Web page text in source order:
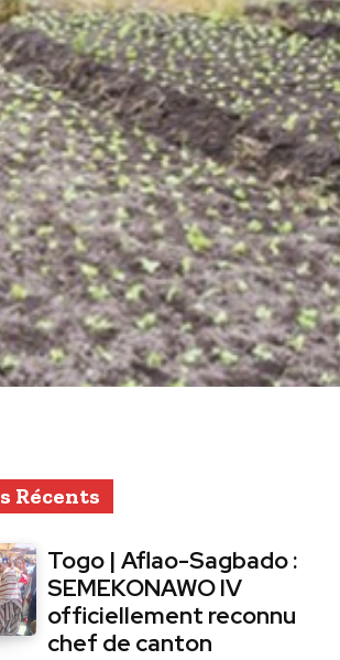
Récents
Togo | Aflao-Sagbado :
SEMEKONAWO IV
officiellement reconnu
chef de canton